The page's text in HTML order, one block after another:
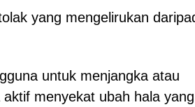
yang mengelirukan
untuk menjangka atau
menyekat ubah hala yang